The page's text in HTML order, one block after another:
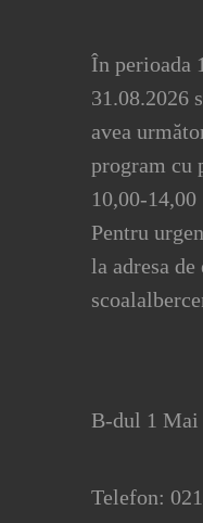
În perioada
31.08.2026
avea
program cu
10,00-14,00
Pentru
la adresa
B-dul 1 Mai
Telefon: